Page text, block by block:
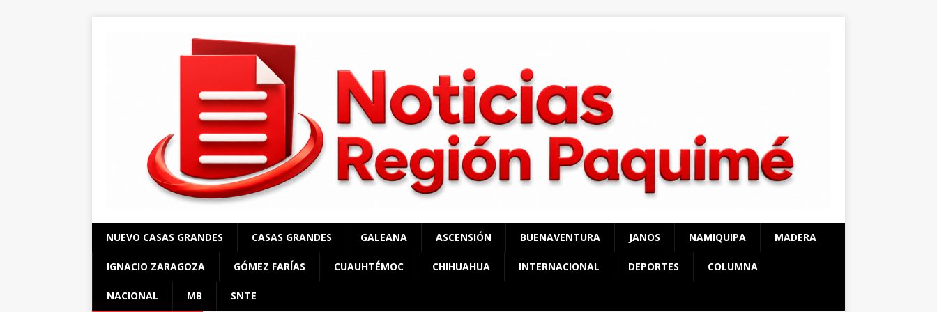
NUEVO CASAS GRANDES CASAS GRANDES GALEANA ASCENSIÓN BUENAVENTURA JANOS NAMIQUIPA MADERA
IGNACIO ZARAGOZA GÓMEZ FARÍAS CUAUHTÉMOC CHIHUAHUA INTERNACIONAL DEPORTES COLUMNA
NACIONAL MB SNTE